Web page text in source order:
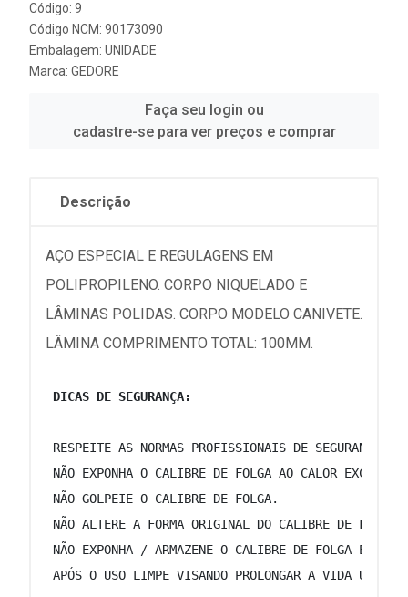
Código: 9
Código NCM: 90173090
Embalagem: UNIDADE
Marca: GEDORE
Faça seu login ou
cadastre-se para ver preços e comprar
Descrição
AÇO ESPECIAL E REGULAGENS EM
POLIPROPILENO. CORPO NIQUELADO E
LÂMINAS POLIDAS. CORPO MODELO CANIVETE.
LÂMINA COMPRIMENTO TOTAL: 100MM.
DICAS DE SEGURANÇA:
RESPEITE AS NORMAS PROFISSIONAIS DE SEGURANÇA
NÃO EXPONHA O CALIBRE DE FOLGA AO CALOR
NÃO GOLPEIE O CALIBRE DE FOLGA.
NÃO ALTERE A FORMA ORIGINAL DO CALIBRE DE
NÃO EXPONHA / ARMAZENE O CALIBRE DE FOLGA EM
APÓS O USO LIMPE VISANDO PROLONGAR A VIDA ÚTIL E